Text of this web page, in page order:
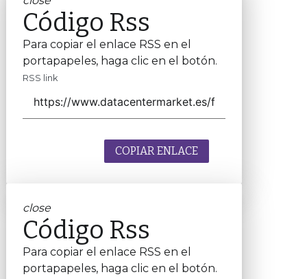
Código Rss
Para copiar el enlace RSS en el
portapapeles, haga clic en el botón.
RSS link
COPIAR ENLACE
close
Código Rss
Para copiar el enlace RSS en el
portapapeles, haga clic en el botón.